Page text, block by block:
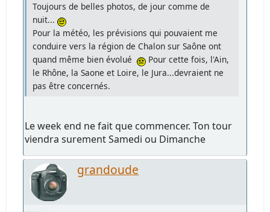
Toujours de belles photos, de jour comme de
nuit...
Pour la météo, les prévisions qui pouvaient me
conduire vers la région de Chalon sur Saône ont
quand même bien évolué
Pour cette fois, l'Ain,
le Rhône, la Saone et Loire, le Jura...devraient ne
pas être concernés.
Le week end ne fait que commencer. Ton tour
viendra surement Samedi ou Dimanche
grandoude